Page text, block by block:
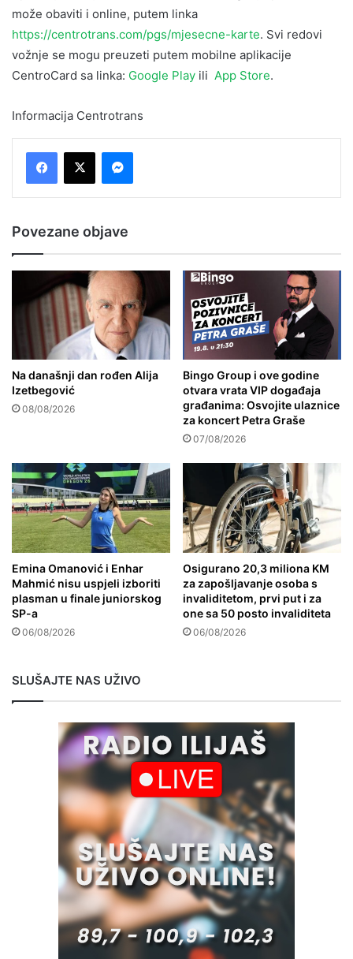
može obaviti i online, putem linka
https://centrotrans.com/pgs/mjesecne-karte. Svi redovi
vožnje se mogu preuzeti putem mobilne aplikacije
CentroCard sa linka: Google Play ili App Store.
Informacija Centrotrans
Povezane objave
Na današnji dan rođen Alija
Izetbegović
08/08/2026
Bingo Group i ove godine
otvara vrata VIP događaja
građanima: Osvojite ulaznice
za koncert Petra Graše
07/08/2026
Emina Omanović i Enhar
Mahmić nisu uspjeli izboriti
plasman u finale juniorskog
SP-a
06/08/2026
Osigurano 20,3 miliona KM
za zapošljavanje osoba s
invaliditetom, prvi put i za
one sa 50 posto invaliditeta
06/08/2026
SLUŠAJTE NAS UŽIVO